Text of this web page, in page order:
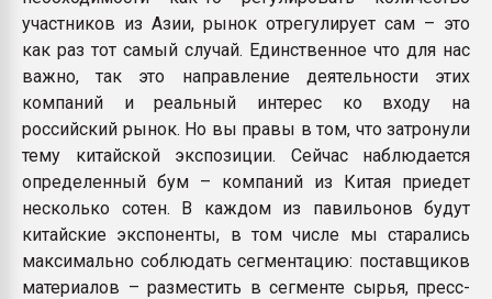
участников из Азии, рынок отрегулирует сам – это
как раз тот самый случай. Единственное что для нас
важно, так это направление деятельности этих
компаний и реальный интерес ко входу на
российский рынок. Но вы правы в том, что затронули
тему китайской экспозиции. Сейчас наблюдается
определенный бум – компаний из Китая приедет
несколько сотен. В каждом из павильонов будут
китайские экспоненты, в том числе мы старались
максимально соблюдать сегментацию: поставщиков
материалов – разместить в сегменте сырья, пресс-